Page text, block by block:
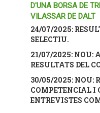
D'UNA BORSA DE
VILASSAR DE DALT
24/07/2025:
SELECTIU.
21/07/2025: NOU:
RESULTATS DEL
30/05/2025: NOU:
COMPETENCIAL I
ENTREVISTES